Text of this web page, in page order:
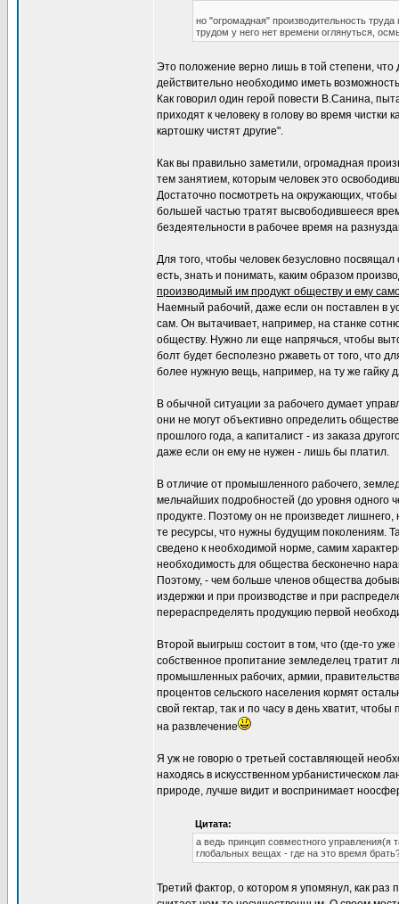
но "огромадная" производительность
трудом у него нет времени оглянуться,
Это положение верно лишь в той степени, что
действительно необходимо иметь
Как говорил один герой повести В.Санина,
приходят к человеку в голову во время
картошку чистят другие".
Как вы правильно заметили, огромадная
тем занятием, которым человек это
Достаточно посмотреть на окружающих,
большей частью тратят высвободившееся
бездеятельности в рабочее время на
Для того, чтобы человек безусловно
есть, знать и понимать, каким образом
производимый им продукт обществу и ему
Наемный рабочий, даже если он поставлен в
сам. Он вытачивает, например, на станке
обществу. Нужно ли еще напрячься, чтобы
болт будет бесполезно ржаветь от того, что
более нужную вещь, например, на ту же гайку
В обычной ситуации за рабочего думает
они не могут объективно определить
прошлого года, а капиталист - из заказа
даже если он ему не нужен - лишь бы платил.
В отличие от промышленного рабочего,
мельчайших подробностей (до уровня одного
продукте. Поэтому он не произведет
те ресурсы, что нужны будущим поколениям.
сведено к необходимой норме, самим
необходимость для общества бесконечно
Поэтому, - чем больше членов общества
издержки и при производстве и при
перераспределять продукцию первой
Второй выигрыш состоит в том, что (где-то
собственное пропитание земледелец тратит
промышленных рабочих, армии,
процентов сельского населения кормят
свой гектар, так и по часу в день хватит,
на развлечение
Я уж не говорю о третьей составляющей
находясь в искусственном урбанистическом
природе, лучше видит и воспринимает
Цитата:
а ведь принцип совместного управления(я
глобальных вещах - где на это время
Третий фактор, о котором я упомянул, как